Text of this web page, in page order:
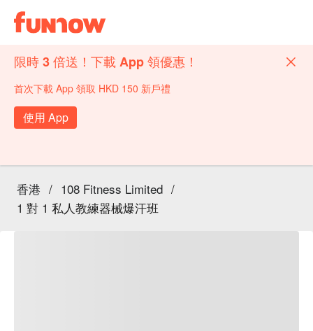
限時 3 倍送！下載 App 領優惠！
首次下載 App 領取 HKD 150 新戶禮
使用 App
香港 / 108 Fitness Limited /
1 對 1 私人教練器械爆汗班